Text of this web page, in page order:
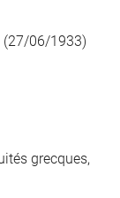
(27/06/1933)
grecques,